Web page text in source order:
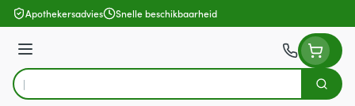
Ga naar de inhoud
Apothekersadvies Snelle beschikbaarheid
Menu
Product, merk, categorie...
Zoek